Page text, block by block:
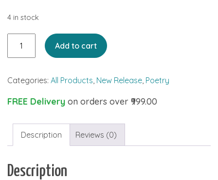
4 in stock
Add to cart
Categories: All Products New Release Poetry
FREE Delivery on orders over ₹999.00
Description Reviews (0)
Description